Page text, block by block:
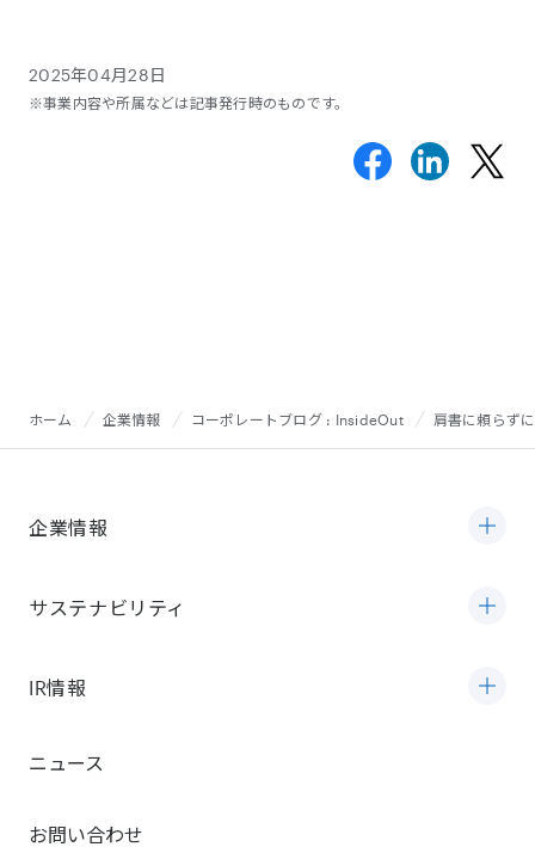
2025年04月28日
※事業内容や所属などは記事発行時のものです。
ホーム 企業情報 コーポレートブログ : InsideOut 肩書に頼らず
企業情報
サステナビリティ
IR情報
ニュース
お問い合わせ